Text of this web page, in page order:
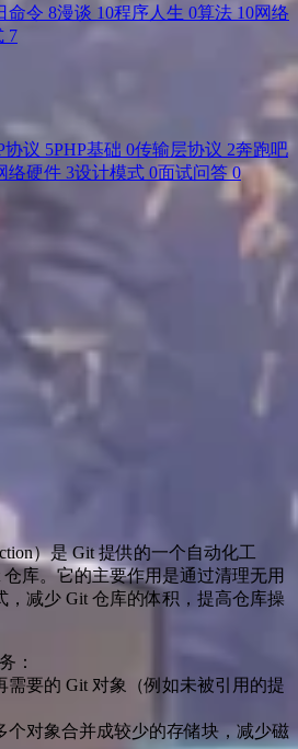
命令 8漫谈 10程序人生 0算法 10网络
7
协议 5PHP基础 0传输层协议 2奔跑吧
络硬件 3设计模式 0面试问答0
）是 Git 提供的一个自动化工
库。它的主要作用是通过清理无用
，减少 Git 仓库的体积，提高仓库操
：
需要的 Git 对象（例如未被引用的提
个对象合并成较少的存储块，减少磁